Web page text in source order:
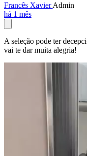
Francês XavierAdmin
há 1 mês
A seleção pode ter
vai te dar muita alegria!